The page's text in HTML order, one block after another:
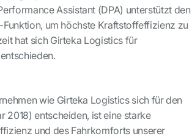
Assistant (DPA) unterstützt den
um höchste Kraftstoffeffizienz zu
hat sich Girteka Logistics für
wie Girteka Logistics sich für den
2018) entscheiden, ist eine starke
und des Fahrkomforts unserer